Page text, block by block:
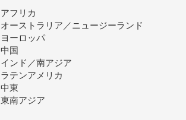
アフリカ
オーストラリア／ニュージーランド
ヨーロッパ
中国
インド／南アジア
ラテンアメリカ
中東
東南アジア